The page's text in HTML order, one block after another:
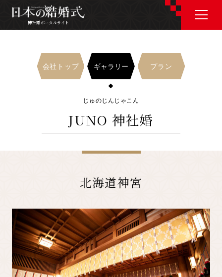
神社婚ポータルサイト
先輩カップル実例
クリップリスト
神社婚ポータルサイト
会社トップ ギャラリー プラン
じゅのじんじゃこん
JUNO 神社婚
北海道神宮